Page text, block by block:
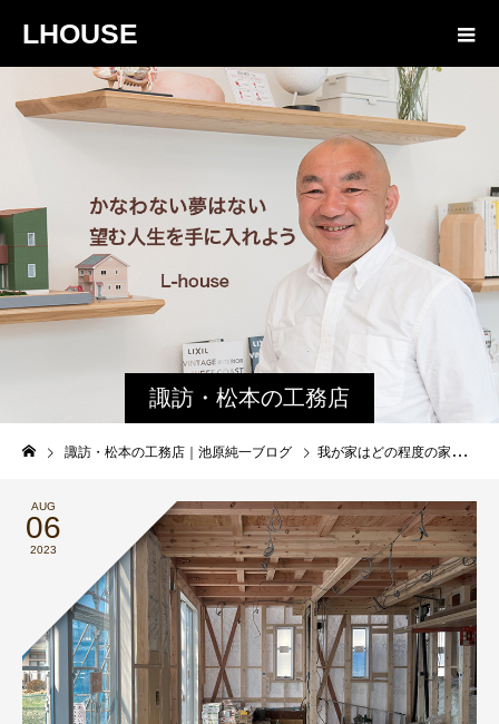
LHOUSE
諏訪・松本の工務店
の社長ブログ｜家族
物語８４３
諏訪・松本の工務店｜池原純一ブログ 我が家はどの程度の家？ Ua値は？
AUG
06
2023